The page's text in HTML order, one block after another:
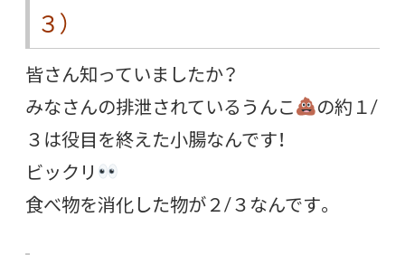
３）
皆さん知っていましたか？
みなさんの排泄されているうんこ
の約１/
３は役目を終えた小腸なんです！
ビックリ
食べ物を消化した物が２/３なんです。